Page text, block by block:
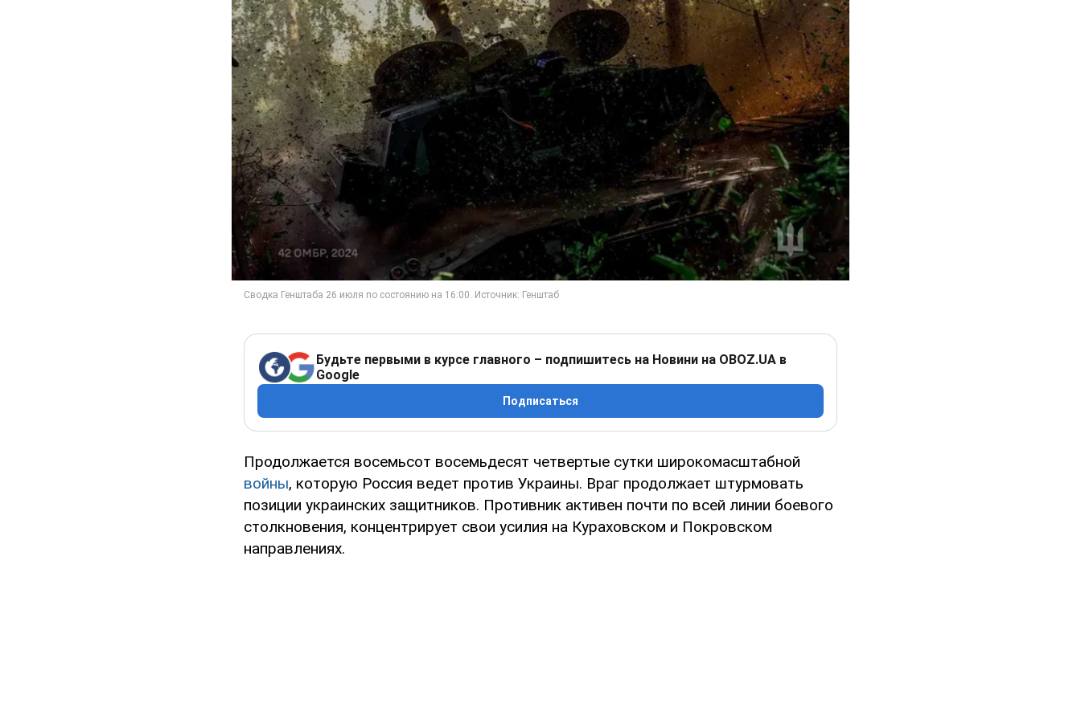
Будьте первыми в курсе главного – подпишитесь на Новини на OBOZ.UA в
Google
Подписаться
Продолжается восемьсот восемьдесят четвертые сутки широкомасштабной
войны, которую Россия ведет против Украины. Враг продолжает штурмовать
позиции украинских защитников. Противник активен почти по всей линии боевого
столкновения, концентрирует свои усилия на Кураховском и Покровском
направлениях.